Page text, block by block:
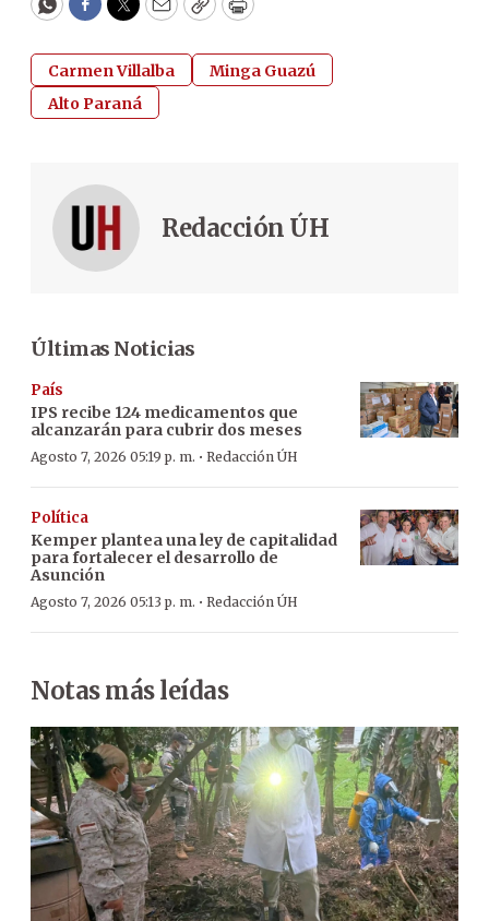
WhatsApp
Facebook
Twitter
EmailCopyPrint
Carmen Villalba
Minga Guazú
Alto Paraná
Redacción ÚH
Últimas Noticias
País
IPS recibe 124 medicamentos que
alcanzarán para cubrir dos meses
Agosto 7, 2026 05:19 p. m. · Redacción ÚH
Política
Kemper plantea una ley de capitalidad
para fortalecer el desarrollo de
Asunción
Agosto 7, 2026 05:13 p. m. · Redacción ÚH
Notas más leídas